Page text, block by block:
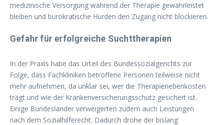
medizinische Versorgung während der Therapie gewährleistet
bleiben und bürokratische Hürden den Zugang nicht blockieren.
Gefahr für erfolgreiche Suchttherapien
In der Praxis habe das Urteil des Bundessozialgerichts zur
Folge, dass Fachkliniken betroffene Personen teilweise nicht
mehr aufnehmen, da unklar sei, wer die Therapienebenkosten
trägt und wie der Krankenversicherungsschutz gesichert ist.
Einige Bundesländer verweigerten zudem auch Leistungen
nach dem Sozialhilferecht. Dadurch drohe der bislang